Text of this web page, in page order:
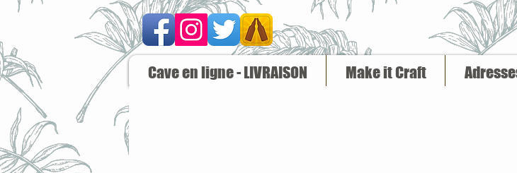
Cave en ligne - LIVRAISON Make it Craft